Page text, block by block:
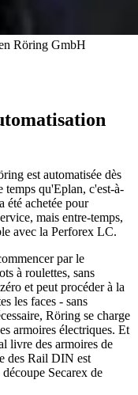
Röring GmbH
est automatisée dès
temps qu'Eplan, c'est-à-
été achetée pour
mais entre-temps,
avec la Perforex LC.
par le
à roulettes, sans
et peut procéder à la
les faces - sans
Röring se charge
armoires électriques. Et
livre des armoires de
des Rail DIN est
Secarex de